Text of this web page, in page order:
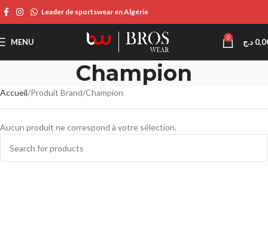
Leader de sportswear en Algérie
MENU 0 د.ج
Champion
Accueil Produit Brand Champion
Aucun produit ne correspond à votre sélection.